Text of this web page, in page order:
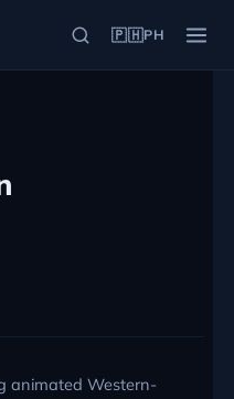
🇵🇭PH
animated Western-